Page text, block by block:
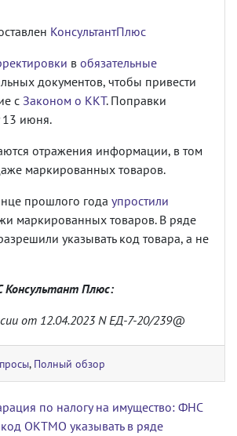
КонсультантПлюс
в обязательные
документов, чтобы привести
сЗаконом о ККТ. Поправки
13 июня.
отражения информации, в том
маркированных товаров.
прошлого года упростили
маркированных товаров. В ряде
указывать код товара, а не
Консультант Плюс:
от 12.04.2023 N ЕД-7-20/239@
, Полный обзор
записям
по налогу на имущество: ФНС
ОКТМО указывать в ряде